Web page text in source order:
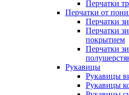
Перчатки
Перчатки от
Перчатки
Перчатки
покрытием
Перчатки
Рукавицы
Рукавицы
Рукавицы